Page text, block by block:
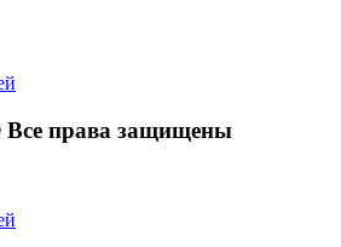
Все права защищены